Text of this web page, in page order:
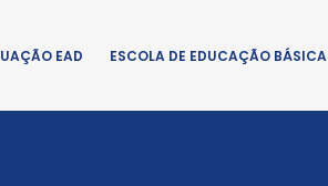
EAD ESCOLA DE EDUCAÇÃO BÁSICA